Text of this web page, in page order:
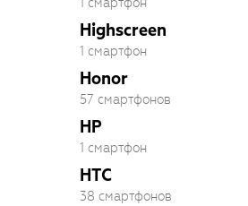
Highscreen
1 смартфон
Honor
57 смартфонов
HP
1 смартфон
HTC
38 смартфонов